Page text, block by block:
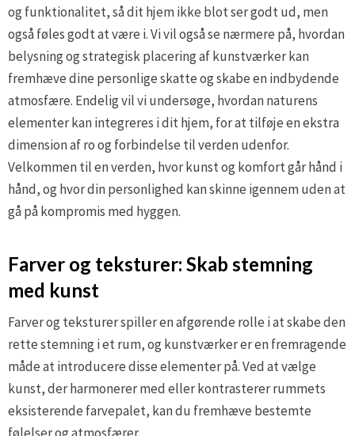
og funktionalitet, så dit hjem ikke blot ser godt ud, men
også føles godt at være i. Vi vil også se nærmere på, hvordan
belysning og strategisk placering af kunstværker kan
fremhæve dine personlige skatte og skabe en indbydende
atmosfære. Endelig vil vi undersøge, hvordan naturens
elementer kan integreres i dit hjem, for at tilføje en ekstra
dimension af ro og forbindelse til verden udenfor.
Velkommen til en verden, hvor kunst og komfort går hånd i
hånd, og hvor din personlighed kan skinne igennem uden at
gå på kompromis med hyggen.
Farver og teksturer: Skab stemning
med kunst
Farver og teksturer spiller en afgørende rolle i at skabe den
rette stemning i et rum, og kunstværker er en fremragende
måde at introducere disse elementer på. Ved at vælge
kunst, der harmonerer med eller kontrasterer rummets
eksisterende farvepalet, kan du fremhæve bestemte